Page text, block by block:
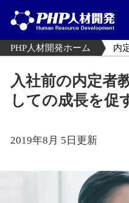
PHP人材開発ホーム 内
入社前の内定者
しての成長を促
2019年8月 5日更新